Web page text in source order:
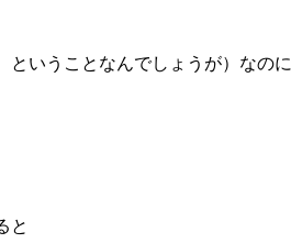
ということなんでしょうが）なのに
と